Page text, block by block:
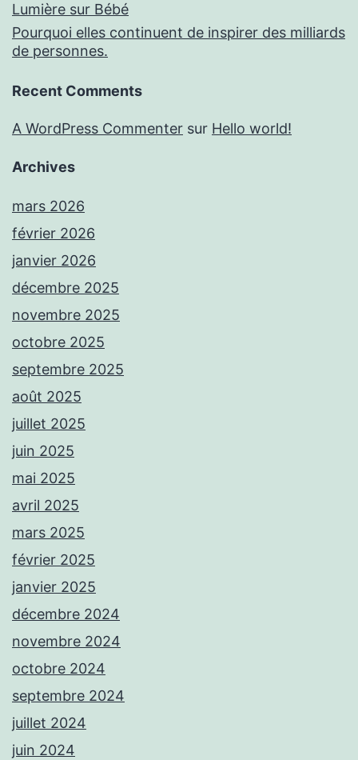
Lumière sur Bébé
Pourquoi elles continuent de inspirer des milliards
de personnes.
Recent Comments
A WordPress Commenter sur Hello world!
Archives
mars 2026
février 2026
janvier 2026
décembre 2025
novembre 2025
octobre 2025
septembre 2025
août 2025
juillet 2025
juin 2025
mai 2025
avril 2025
mars 2025
février 2025
janvier 2025
décembre 2024
novembre 2024
octobre 2024
septembre 2024
juillet 2024
juin 2024